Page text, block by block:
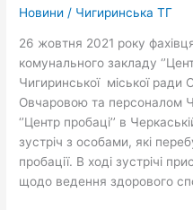
Новини / Чигиринська ТГ
26 жовтня 2021 року
комунального закладу
Чигиринської міської
Овчаровою та персоналом
‘’Центр пробаці’’ в
зустріч з особами, які
пробації. В ході зустрічі
щодо ведення здорового
перебувають
обліку
в
центрі
пробації